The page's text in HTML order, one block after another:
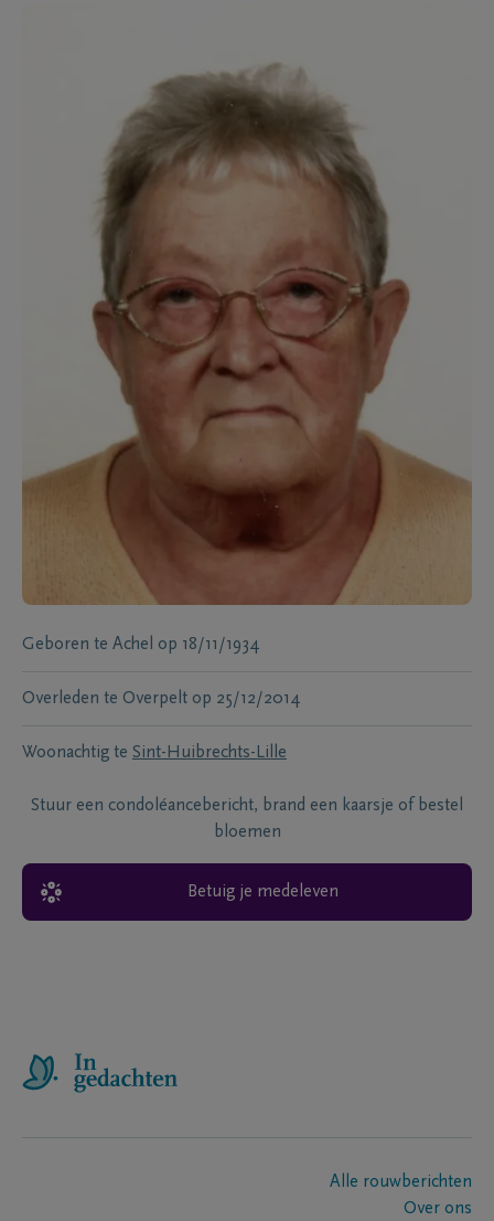
Geboren te Achel op 18/11/1934
Overleden te Overpelt op 25/12/2014
Woonachtig te Sint-Huibrechts-Lille
Stuur een condoléancebericht, brand een kaarsje of bestel
bloemen
Betuig je medeleven
Alle rouwberichten
Over ons